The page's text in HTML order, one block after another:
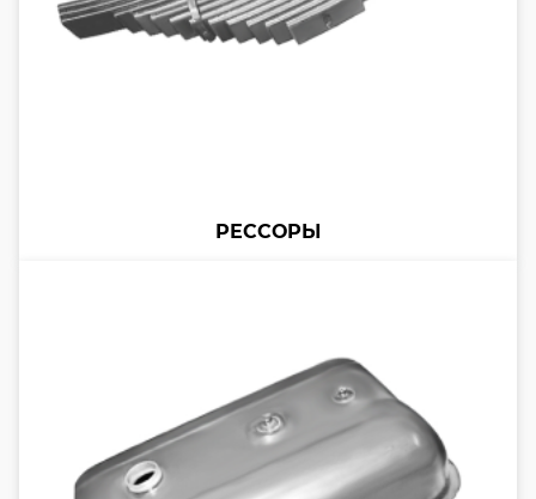
РЕССОРЫ